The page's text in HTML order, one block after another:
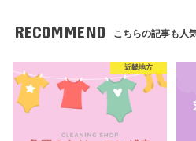
RECOMMEND こちらの記事も人
近畿地方